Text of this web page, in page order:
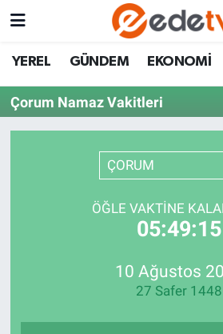
YEREL GÜNDEM EKONOMİ
Çorum Namaz Vakitleri
ÇORUM
ÖĞLE VAKTINE
05:49:15
10 Ağustos
27 Safer 1448